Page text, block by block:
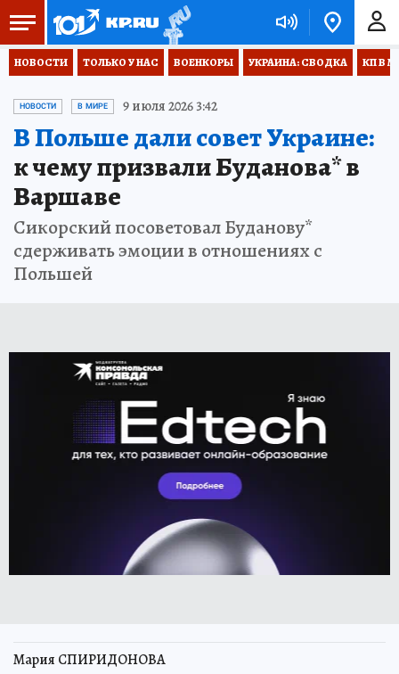
НОВОСТИ ТОЛЬКО У НАС ВОЕНКОРЫ УКРАИНА: СВОДКА КП В
НОВОСТИ В МИРЕ 9 июля 2026 3:42
В Польше дали совет Украине:
к чему призвали Буданова* в
Варшаве
Сикорский посоветовал Буданову*
сдерживать эмоции в отношениях с
Польшей
Мария СПИРИДОНОВА